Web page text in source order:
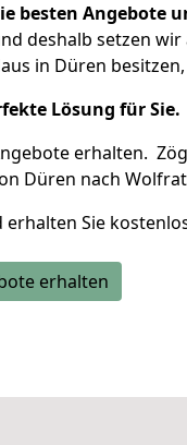
besten Angebote
deshalb setzen
in Düren
Lösung für Sie.
erhalten.
Düren nach
erhalten Sie
erhalten